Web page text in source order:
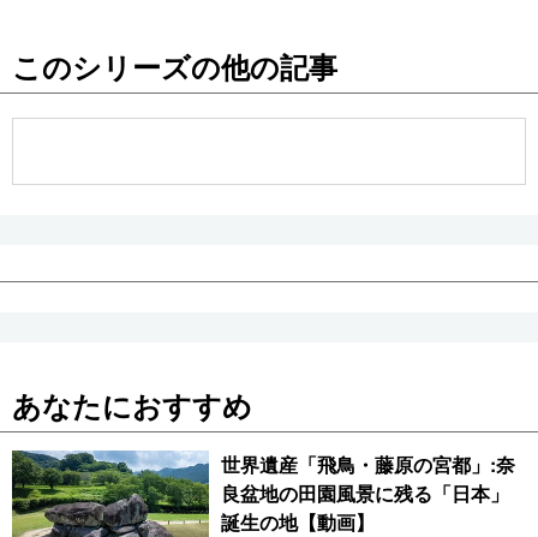
お知らせ
このシリーズの他の記事
あなたにおすすめ
世界遺産「飛鳥・藤原の宮都」:奈
良盆地の田園風景に残る「日本」
誕生の地【動画】